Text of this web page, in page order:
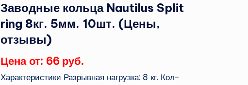
Заводные кольца Nautilus Split
ring 8кг. 5мм. 10шт. (Цены,
отзывы)
Цена от: 66 руб.
Характеристики Разрывная нагрузка: 8 кг. Кол-